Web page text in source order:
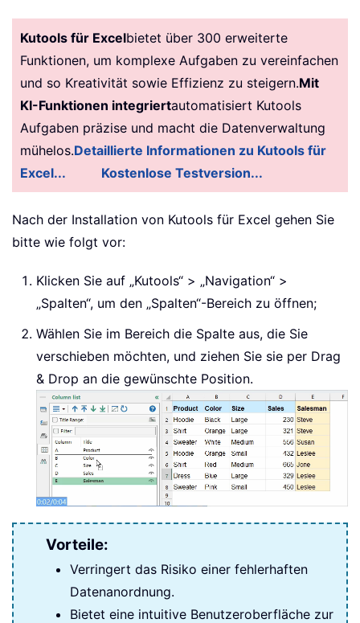
Kutools für Excelbietet über 300 erweiterte
Funktionen, um komplexe Aufgaben zu vereinfachen
und so Kreativität sowie Effizienz zu steigern.Mit
KI-Funktionen integriertautomatisiert Kutools
Aufgaben präzise und macht die Datenverwaltung
mühelos.Detaillierte Informationen zu Kutools für
Excel...
Kostenlose Testversion...
Nach der Installation von Kutools für Excel gehen Sie
bitte wie folgt vor:
Klicken Sie auf „Kutools“ > „Navigation“ >
„Spalten“, um den „Spalten“-Bereich zu öffnen;
Wählen Sie im Bereich die Spalte aus, die Sie
verschieben möchten, und ziehen Sie sie per Drag
& Drop an die gewünschte Position.
Vorteile:
Verringert das Risiko einer fehlerhaften
Datenanordnung.
Bietet eine intuitive Benutzeroberfläche zur